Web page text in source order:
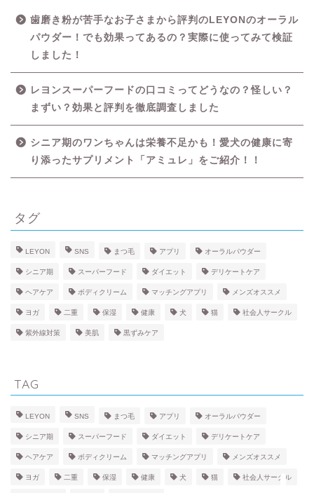
歯磨き粉が苦手なお子さまから評判のLEYONのオーラル
パウダー！でも効果ってあるの？実際に使ってみて検証
しました！
レヨンスーパーフードの口コミってどうなの？怪しい？
まずい？効果と評判を徹底調査しました
シニア期のワンちゃんは栄養不足かも！愛犬の健康に寄
り添ったサプリメント「アミュレ」をご紹介！！
タグ
LEYON SNS まつ毛 アプリ オーラルパウダー
シニア期 スーパーフード ダイエット デリケートケア
ヘアケア ボディクリーム マッチングアプリ メンズオススメ
ヨガ 二重 保湿 健康 犬 猫 社会人サークル
紫外線対策 美肌 黒ずみケア
TAG
LEYON SNS まつ毛 アプリ オーラルパウダー
シニア期 スーパーフード ダイエット デリケートケア
ヘアケア ボディクリーム マッチングアプリ メンズオススメ
ヨガ 二重 保湿 健康 犬 猫 社会人サークル
HOME
LIFE STYLE
HEALTH
PET